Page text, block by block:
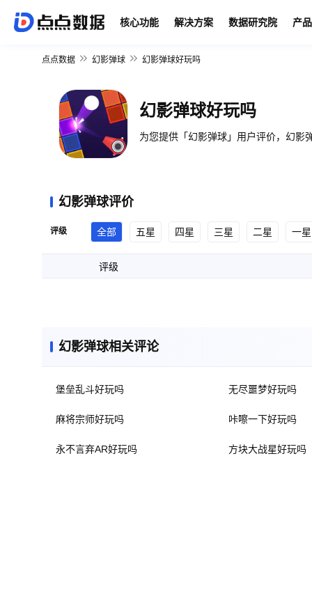
核心功能 解决方案 数据研究院 产
点点数据 幻影弹球 幻影弹球好玩吗
幻影弹球好玩吗
为您提供「幻影弹球」用户评价，幻影
幻影弹球评价
评级 全部 五星 四星 三星 二星 一星
评级
幻影弹球相关评论
堡垒乱斗好玩吗 无尽噩梦好玩吗
麻将宗师好玩吗 咔嚓一下好玩吗
永不言弃AR好玩吗 方块大战星好玩吗